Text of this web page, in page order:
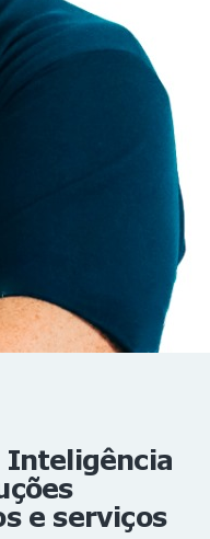
Inteligência
e serviços